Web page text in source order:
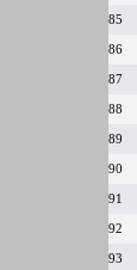
85
86
87
88
89
90
91
92
93